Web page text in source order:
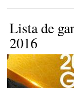
Lista de
2016